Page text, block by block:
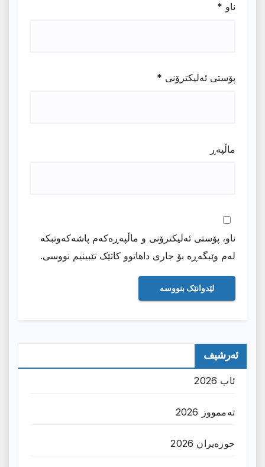
ناو *
پۆستی ئەلیکترۆنی *
ماڵپه‌ڕ
ناو، پۆستی ئەلیکترۆنی و ماڵپەڕەکەم پاشەکەوتبکە
لەم وێبگەڕە بۆ جاری داهاتوو کاتێک تێبینیم نووسی.
ئەرشیف
ئاب 2026
تەممووز 2026
حوزه‌یران 2026